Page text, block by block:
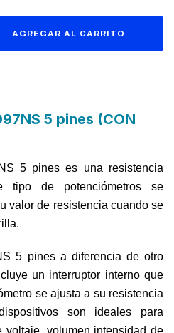
5 pines (CON
5 pines es una resistencia
tipo de potenciómetros se
valor de resistencia cuando se
5 pines a diferencia de otro
un interruptor interno que
se ajusta a su resistencia
son ideales para